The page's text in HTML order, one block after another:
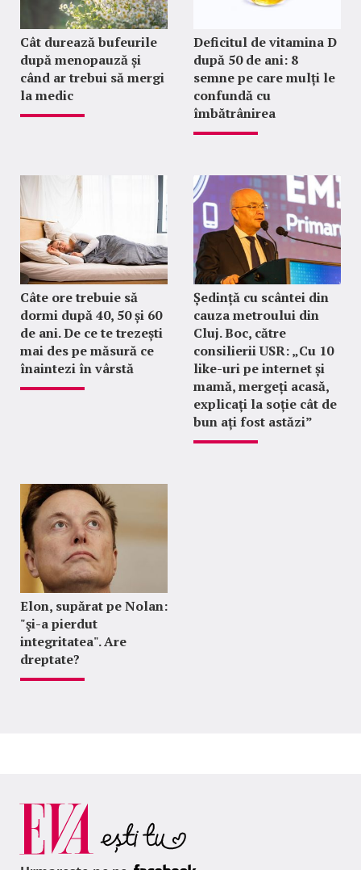
Cât durează bufeurile
după menopauză și
când ar trebui să mergi
la medic
Deficitul de vitamina D
după 50 de ani: 8
semne pe care mulți le
confundă cu
îmbătrânirea
Câte ore trebuie să
dormi după 40, 50 și 60
de ani. De ce te trezești
mai des pe măsură ce
înaintezi în vârstă
Ședință cu scântei din
cauza metroului din
Cluj. Boc, către
consilierii USR: „Cu 10
like-uri pe internet și
mamă, mergeți acasă,
explicați la soție cât de
bun ați fost astăzi”
Elon, supărat pe Nolan:
"şi-a pierdut
integritatea". Are
dreptate?